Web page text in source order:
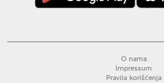
O nama
Impressum
Pravila korišćenja